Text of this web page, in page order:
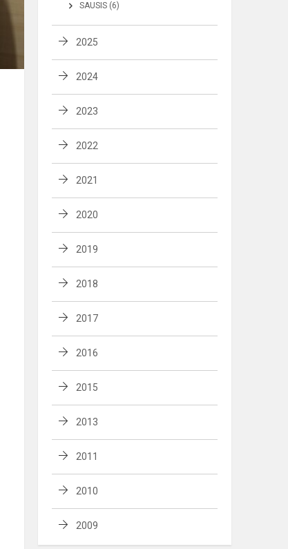
SAUSIS (6)
2025
2024
2023
2022
2021
2020
2019
2018
2017
2016
2015
2013
2011
2010
2009